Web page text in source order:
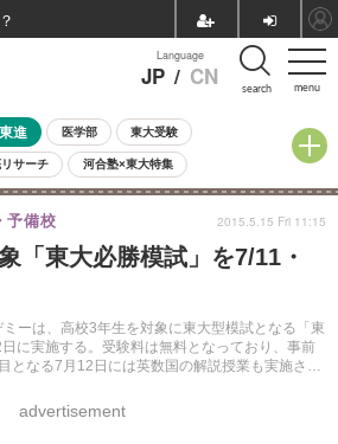
menu
Language
JP / CN search
進 医学部 東大受験
サーチ 河合塾×東大特集
受験 中学受験 小学校受験
8月開催学校説明会・相談会
公立高校 過去問 人気記事
「東大必勝模試」を7/11・
ーは、高校3年生を対象に東大型模試となる「東
に実施する。受験料は無料となっており、事前
となる7月12日には英数国の解説授業も実施され
予備校
advertisement
2015.5.15 Fri 11:15